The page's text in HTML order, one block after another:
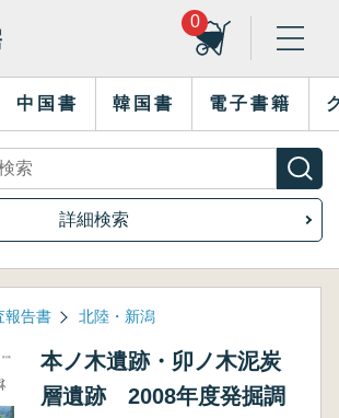
0
中国書 韓国書 電子書籍
詳細検索
報告書 北陸・新潟
本ノ木遺跡・卯ノ木泥炭
層遺跡 2008年度発掘調